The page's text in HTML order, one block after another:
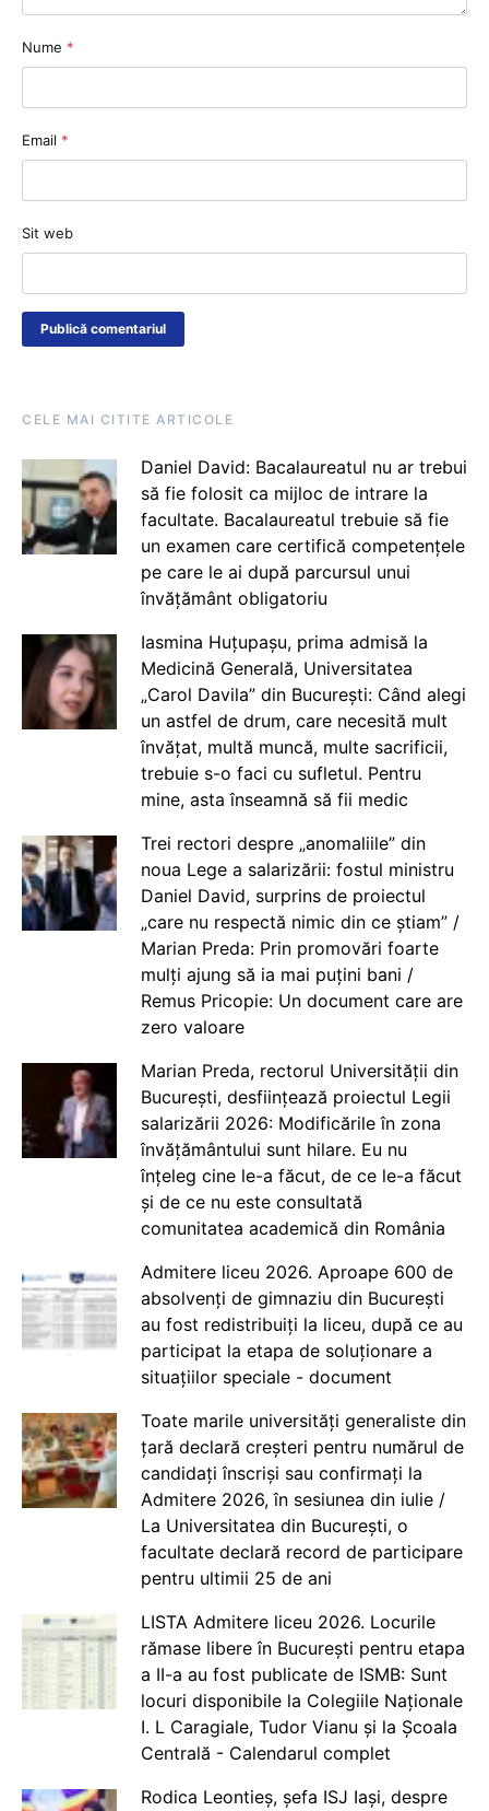
Nume *
Email *
Sit web
CELE MAI CITITE ARTICOLE
Daniel David: Bacalaureatul nu ar trebui
să fie folosit ca mijloc de intrare la
facultate. Bacalaureatul trebuie să fie
un examen care certifică competențele
pe care le ai după parcursul unui
învățământ obligatoriu
Iasmina Huțupașu, prima admisă la
Medicină Generală, Universitatea
„Carol Davila” din București: Când alegi
un astfel de drum, care necesită mult
învățat, multă muncă, multe sacrificii,
trebuie s-o faci cu sufletul. Pentru
mine, asta înseamnă să fii medic
Trei rectori despre „anomaliile” din
noua Lege a salarizării: fostul ministru
Daniel David, surprins de proiectul
„care nu respectă nimic din ce știam” /
Marian Preda: Prin promovări foarte
mulți ajung să ia mai puțini bani /
Remus Pricopie: Un document care are
zero valoare
Marian Preda, rectorul Universității din
București, desființează proiectul Legii
salarizării 2026: Modificările în zona
învățământului sunt hilare. Eu nu
înțeleg cine le-a făcut, de ce le-a făcut
și de ce nu este consultată
comunitatea academică din România
Admitere liceu 2026. Aproape 600 de
absolvenți de gimnaziu din București
au fost redistribuiți la liceu, după ce au
participat la etapa de soluționare a
situațiilor speciale - document
Toate marile universități generaliste din
țară declară creșteri pentru numărul de
candidați înscriși sau confirmați la
Admitere 2026, în sesiunea din iulie /
La Universitatea din București, o
facultate declară record de participare
pentru ultimii 25 de ani
LISTA Admitere liceu 2026. Locurile
rămase libere în București pentru etapa
a II-a au fost publicate de ISMB: Sunt
locuri disponibile la Colegiile Naționale
I. L Caragiale, Tudor Vianu și la Școala
Centrală - Calendarul complet
Rodica Leontieș, șefa ISJ Iași, despre